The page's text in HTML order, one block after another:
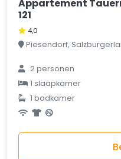
Appartement
121
4,0
Piesendorf,
2 personen
1 slaapkamer
1 badkamer